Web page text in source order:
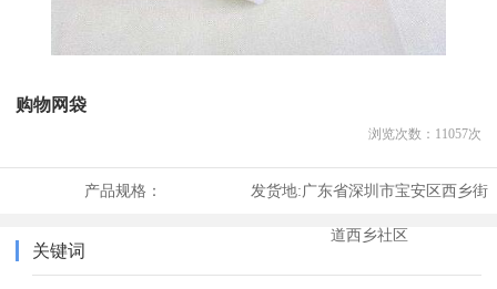
购物网袋
浏览次数： 11057次
产品规格： 发货地:广东省深圳市宝安区西乡街
道西乡社区
关键词